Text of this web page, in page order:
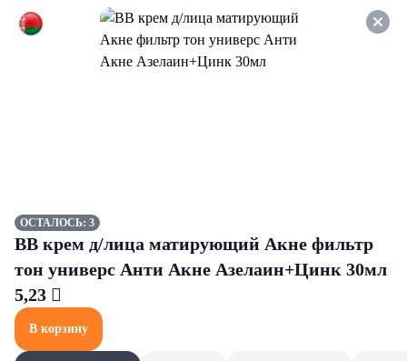
Оформляйте заказ НА
САМОВЫВОЗ и получайте
СКИДКУ 7%
ОСТАЛОСЬ: 3
BB крем д/лица матирующий Акне фильтр
тон универс Анти Акне Азелаин+Цинк 30мл
5,23 
В корзину